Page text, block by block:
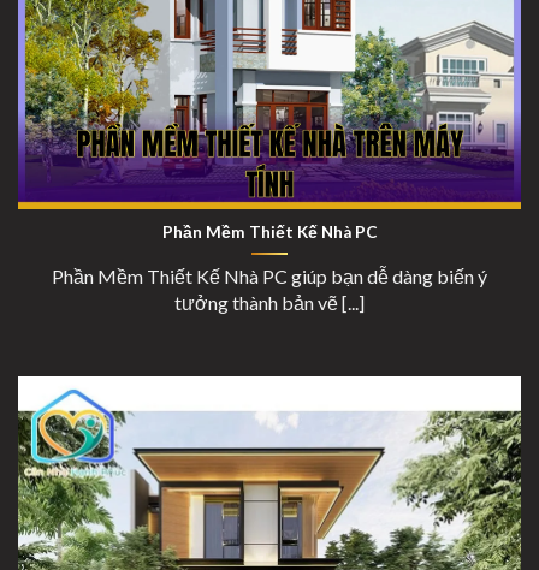
Phần Mềm Thiết Kế Nhà Trên Máy Tính
Phần Mềm Thiết Kế Nhà PC
Phần Mềm Thiết Kế Nhà PC giúp bạn dễ dàng biến ý
tưởng thành bản vẽ [...]